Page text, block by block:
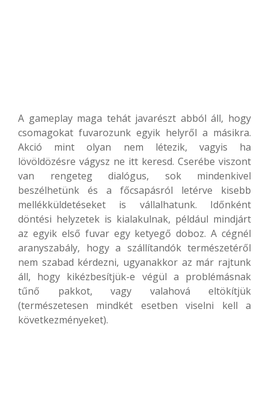
A gameplay maga tehát javarészt abból áll, hogy
csomagokat fuvarozunk egyik helyről a másikra.
Akció mint olyan nem létezik, vagyis ha
lövöldözésre vágysz ne itt keresd. Cserébe viszont
van rengeteg dialógus, sok mindenkivel
beszélhetünk és a főcsapásról letérve kisebb
mellékküldetéseket is vállalhatunk. Időnként
döntési helyzetek is kialakulnak, például mindjárt
az egyik első fuvar egy ketyegő doboz. A cégnél
aranyszabály, hogy a szállítandók természetéről
nem szabad kérdezni, ugyanakkor az már rajtunk
áll, hogy kikézbesítjük-e végül a problémásnak
tűnő pakkot, vagy valahová eltökítjük
(természetesen mindkét esetben viselni kell a
következményeket).